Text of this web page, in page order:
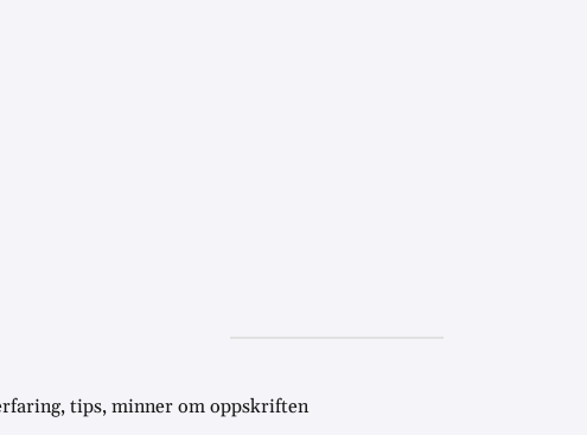
tips, minner om oppskriften